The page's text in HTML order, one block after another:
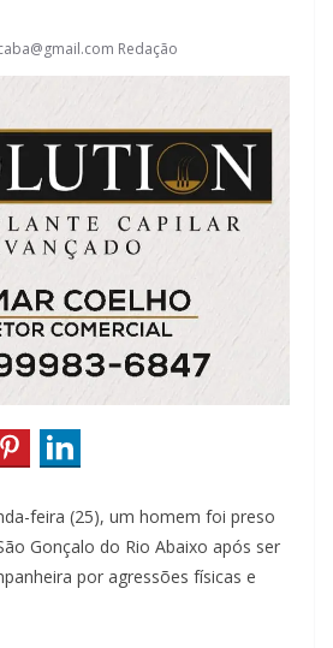
Redação
feira (25), um homem foi preso
Gonçalo do Rio Abaixo após ser
por agressões físicas e